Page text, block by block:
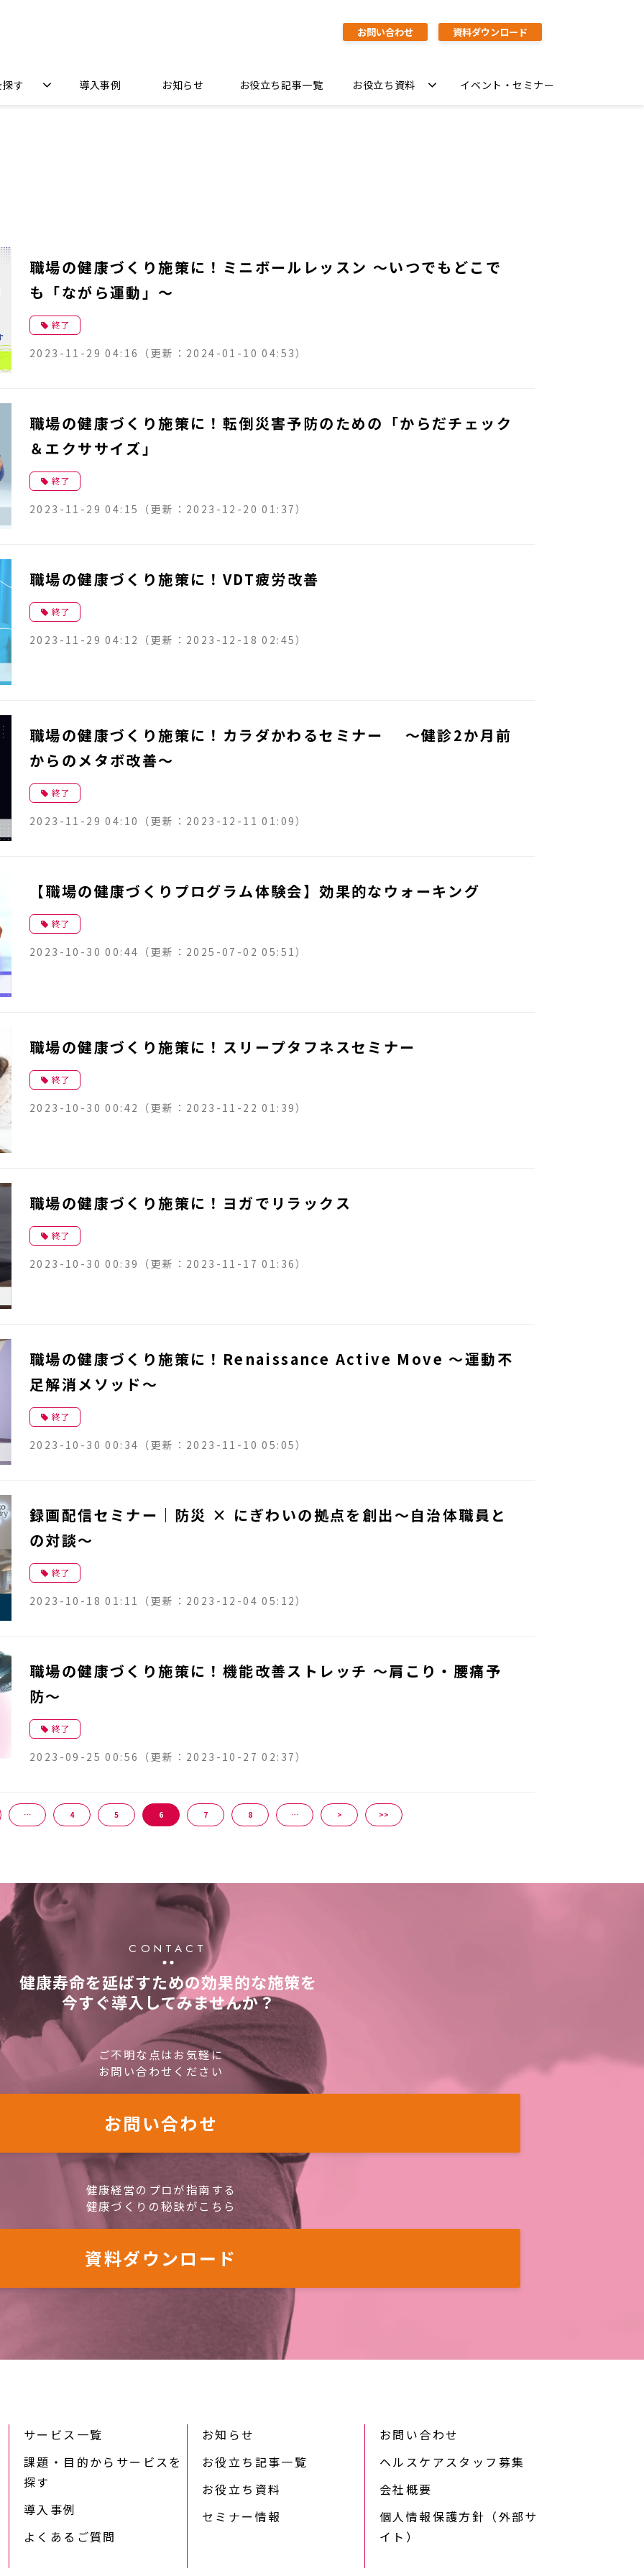
お問い合わせ 資料ダウンロード
す 導入事例 お知らせ お役立ち記事一覧 お役立ち資料 イベント・セミナー
職場の健康づくり施策に！ミニボールレッスン ～いつでもどこで
も「ながら運動」～
終了
2023-11-29 04:16 （更新： 2024-01-10 04:53）
職場の健康づくり施策に！転倒災害予防のための「からだチェック
＆エクササイズ」
終了
2023-11-29 04:15 （更新： 2023-12-20 01:37）
職場の健康づくり施策に！VDT疲労改善
終了
2023-11-29 04:12 （更新： 2023-12-18 02:45）
職場の健康づくり施策に！カラダかわるセミナー ～健診2か月前
からのメタボ改善～
終了
2023-11-29 04:10 （更新： 2023-12-11 01:09）
【職場の健康づくりプログラム体験会】効果的なウォーキング
終了
2023-10-30 00:44 （更新： 2025-07-02 05:51）
職場の健康づくり施策に！スリープタフネスセミナー
終了
2023-10-30 00:42 （更新： 2023-11-22 01:39）
職場の健康づくり施策に！ヨガでリラックス
終了
2023-10-30 00:39 （更新： 2023-11-17 01:36）
職場の健康づくり施策に！Renaissance Active Move ～運動不
足解消メソッド～
終了
2023-10-30 00:34 （更新： 2023-11-10 05:05）
録画配信セミナー｜防災 × にぎわいの拠点を創出～自治体職員と
の対談～
終了
2023-10-18 01:11 （更新： 2023-12-04 05:12）
職場の健康づくり施策に！機能改善ストレッチ ～肩こり・腰痛予
防～
終了
2023-09-25 00:56 （更新： 2023-10-27 02:37）
… 4 5 6 7 8 … > >>
CONTACT
健康寿命を延ばすための効果的な施策を
今すぐ導入してみませんか？
ご不明な点はお気軽に
お問い合わせください
お問い合わせ
健康経営のプロが指南する
健康づくりの秘訣がこちら
資料ダウンロード
サービス一覧
課題・目的からサービスを
探す
導入事例
よくあるご質問
お知らせ
お役立ち記事一覧
お役立ち資料
セミナー情報
お問い合わせ
ヘルスケアスタッフ募集
会社概要
個人情報保護方針（外部サ
イト）